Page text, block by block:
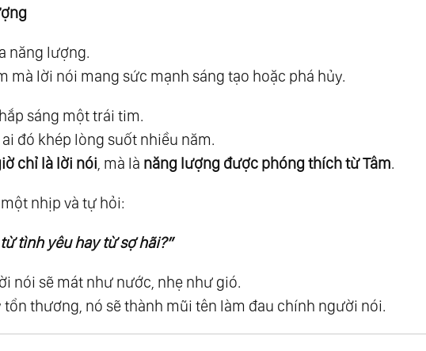
Tử
Ý Chí
Và Sự An Bài
Và Sự Tin Tưởng
Lý - Tinh Thần
- Bản Ngã - Ego
Trí
Bộ Lọc Của Năng Lượng
- Mỗi Người Đều Đúng Trong Thế Giới Của Họ
năng lượng.
mà lời nói mang sức mạnh sáng tạo hoặc phá hủy.
sáng một trái tim.
đó khép lòng suốt nhiều năm.
chỉ là lời nói, mà là năng lượng được phóng thích từ Tâm.
nhịp và tự hỏi:
tình yêu hay từ sợ hãi?”
nói sẽ mát như nước, nhẹ như gió.
tổn thương, nó sẽ thành mũi tên làm đau chính người nói.